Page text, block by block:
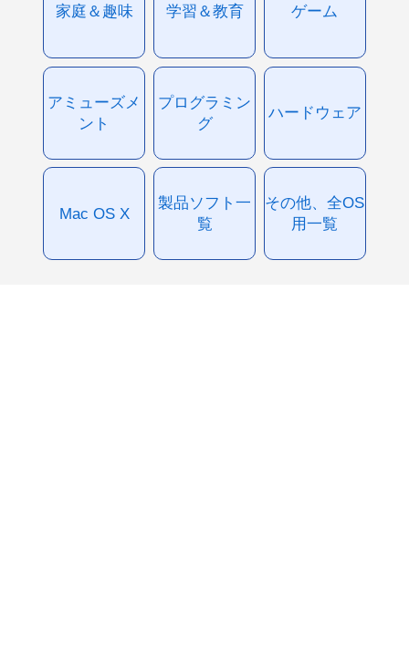
家庭＆趣味 学習＆教育 ゲーム
アミューズメ
ント
プログラミン
グ
ハードウェア
Mac OS X
製品ソフト一
覧
その他、全OS
用一覧